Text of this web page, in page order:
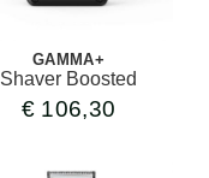
GAMMA+
Shaver Boosted
€ 106,30